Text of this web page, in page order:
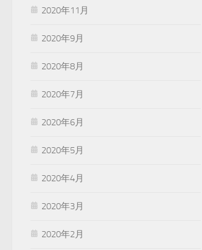
2020年11月
2020年9月
2020年8月
2020年7月
2020年6月
2020年5月
2020年4月
2020年3月
2020年2月